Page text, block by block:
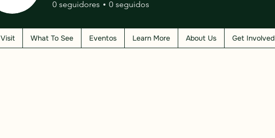
0 seguidores 0 seguidos
Visit What To See Eventos Learn More About Us Get Involved